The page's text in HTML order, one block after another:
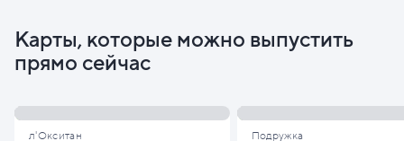
Карты, которые можно выпустить
прямо сейчас
л'Окситан Подружка